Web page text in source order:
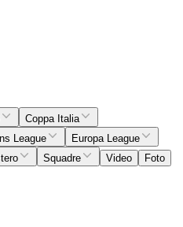
Coppa Italia
League
Europa League
Squadre Video
Foto